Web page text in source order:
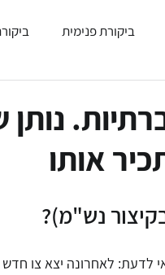
ביקורת פנימית
מניעת הטרדה מינית
עורך דין דיני
נותן
אותו
נש"מ)?
לדעת: לאחרונה יצא צו